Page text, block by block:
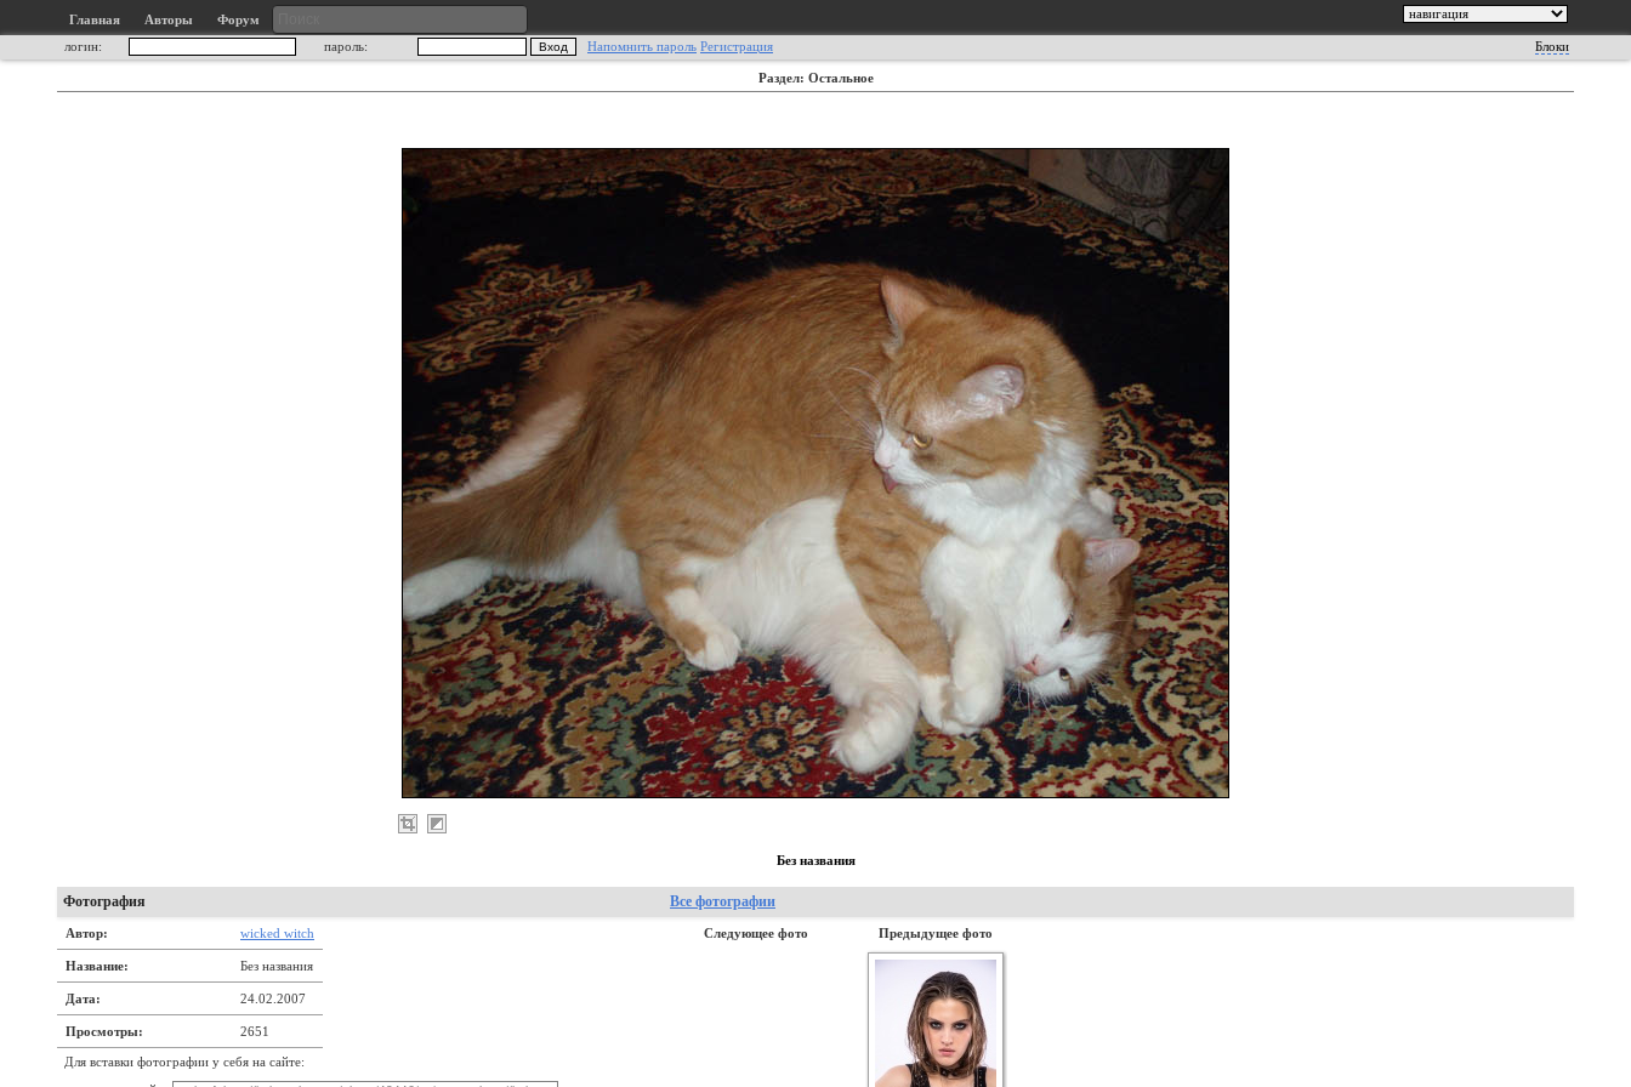
Главная Авторы
Форум
логин:
пароль: Напомнить пароль Регистрация Блоки
Раздел: Остальное
Без названия
Фотография Все фотографии
Автор: wicked witch
Название: Без названия
Дата: 24.02.2007
Просмотры: 2651
Для вставки фотографии у себя на сайте:
Следующее фото Предыдущее фото